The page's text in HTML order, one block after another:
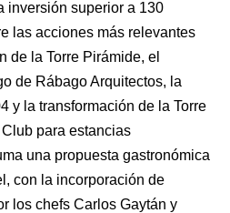
inversión superior a 130
las acciones más relevantes
de la Torre Pirámide, el
de Rábago Arquitectos, la
y la transformación de la Torre
para estancias
una propuesta gastronómica
con la incorporación de
los chefs Carlos Gaytán y